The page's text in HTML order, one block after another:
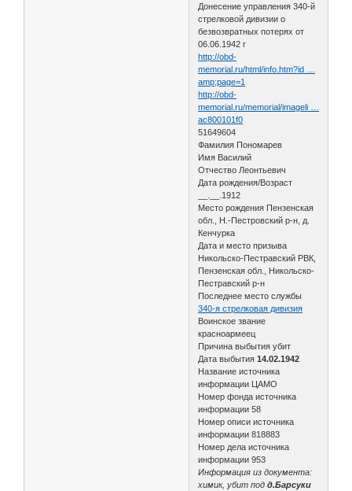
Донесение управления 340-й
стрелковой дивизии о
безвозвратных потерях от
06.06.1942 г
http://obd-
memorial.ru/html/info.htm?id …
amp;page=1
http://obd-
memorial.ru/memorial/imageli …
ac800101f0
51649604
Фамилия Пономарев
Имя Василий
Отчество Леонтьевич
Дата рождения/Возраст
__.__.1912
Место рождения Пензенская
обл., Н.-Пестровский р-н, д.
Кенчурка
Дата и место призыва
Никольско-Пестравский РВК,
Пензенская обл., Никольско-
Пестравский р-н
Последнее место службы
340-я стрелковая дивизия
Воинское звание
красноармеец
Причина выбытия убит
Дата выбытия14.02.1942
Название источника
информации ЦАМО
Номер фонда источника
информации 58
Номер описи источника
информации 818883
Номер дела источника
информации 953
Информация из документа:
химик, убит подд.Барсуки